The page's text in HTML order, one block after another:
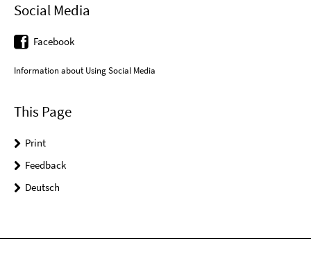
Social Media
Facebook
Information about Using Social Media
This Page
Print
Feedback
Deutsch